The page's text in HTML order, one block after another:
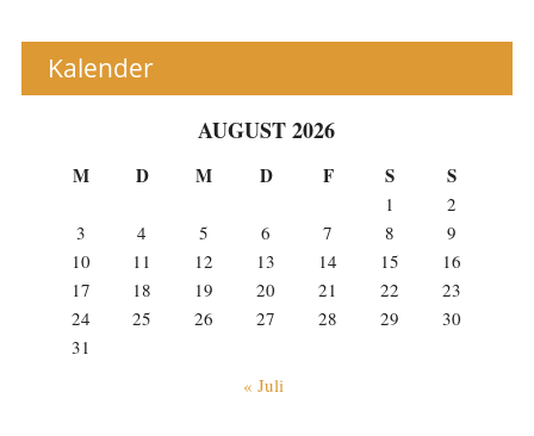
Kalender
AUGUST 2026
M D M D F S S
1
2
3
4 5 6 7 8
9
10
11 12 13 14 15
16
17
18 19 20 21 22
23
24
25 26 27 28 29
30
31
« Juli